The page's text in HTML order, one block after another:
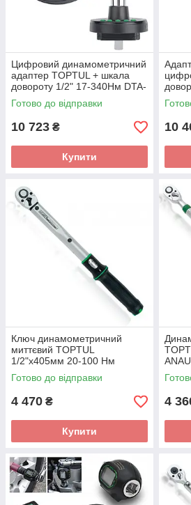
Цифровий динамометричний
адаптер TOPTUL + шкала
довороту 1/2" 17-340Нм DTA-
340A4
Готово до відправки
10 723 ₴
Купити
200A4
10
Ключ динамометричний
миттєвий TOPTUL
1/2"х405мм 20-100 Нм
ANAM1610
Готово до відправки
4 470 ₴
Купити
4